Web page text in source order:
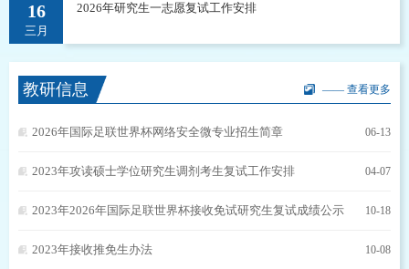
16
三月
2026年研究生一志愿复试工作安排
教研信息 —— 查看更多
2026年国际足联世界杯网络安全微专业招生简章 06-13
2023年攻读硕士学位研究生调剂考生复试工作安排 04-07
2023年2026年国际足联世界杯接收免试研究生复试成绩公示 10-18
2023年接收推免生办法 10-08